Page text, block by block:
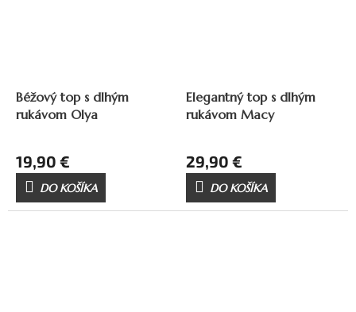
Béžový top s dlhým
rukávom Olya
19,90 €
DO KOŠÍKA
Elegantný top s dlhým
rukávom Macy
29,90 €
DO KOŠÍKA